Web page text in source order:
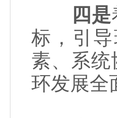
四是
标，引
素、系
环发展全